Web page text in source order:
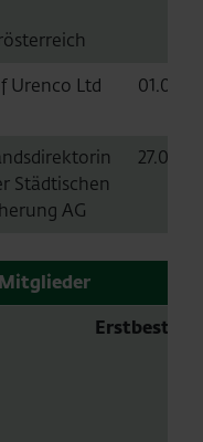
Urenco Ltd
Städtischen
AG